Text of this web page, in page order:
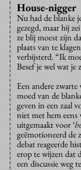
House-nigger
Nu had de blanke
gezegd, maar hij
ze blij moest zijn
plaats van te
verbijsterd. “Ik
Besef je wel wat je
Een andere
moed van de
geven in een zaal
niet met hem
uitgemaakt voor ‘
geëmotioneerd de
debat reageerde
erop te wijzen dat
een discussie weg